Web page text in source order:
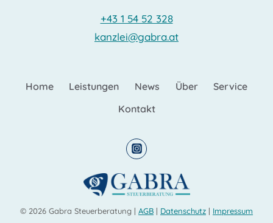
+43 1 54 52 328
kanzlei@gabra.at
Home Leistungen News Über
Service
Kontakt
© 2026 Gabra Steuerberatung | AGB | Datenschutz | Impressum